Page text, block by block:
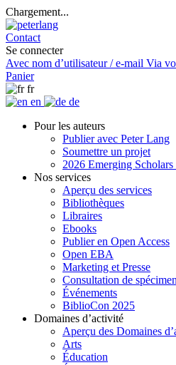
Chargement...
Contact
Se connecter
Avec nom d’utilisateur / e-mail Via
Panier
fr
en
de
Pour les auteurs
Publier avec Peter Lang
Soumettre un projet
2026 Emerging
Nos services
Aperçu des services
Bibliothèques
Libraires
Ebooks
Publier en Open Access
Open EBA
Marketing et Presse
Consultation de
Événements
BiblioCon 2025
Domaines d’activité
Aperçu des Domaines
Arts
Éducation